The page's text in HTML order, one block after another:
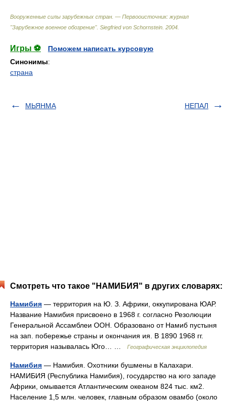
Вооруженные силы зарубежных стран. — Первооисточник: журнал
"Зарубежное военное обозрение". Siegfried von Schornstein 2004
Игры ⚽
Поможем написать курсовую
Синонимы:
страна
МЬЯНМА НЕПАЛ
Смотреть что такое "НАМИБИЯ" в других словарях:
Намибия — территория на Ю. З. Африки, оккупирована ЮАР.
Название Намибия присвоено в 1968 г. согласно Резолюции
Генеральной Ассамблеи ООН. Образовано от Намиб пустыня
на зап. побережье страны и окончания ия. В 1890 1968 гг.
территория называлась Юго… …
Географическая энциклопедия
Намибия — Намибия. Охотники бушмены в Калахари.
НАМИБИЯ (Республика Намибия), государство на юго западе
Африки, омывается Атлантическим океаном 824 тыс. км2.
Население 1,5 млн. человек, главным образом овамбо (около